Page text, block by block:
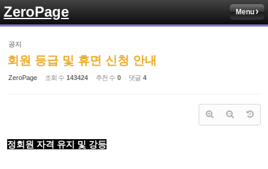
ZeroPage Menu
공지
회원 등급 및 휴면 신청 안내
ZeroPage 조회 수 143424 추천 수 0 댓글 4
정회원 자격 유지 및 강등
Sketchbook5, 스케치북5
Sketchbook5, 스케치북5